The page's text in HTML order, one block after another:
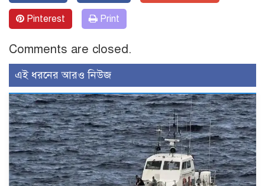
Pinterest Print
Comments are closed.
এই ধরনের আরও নিউজ